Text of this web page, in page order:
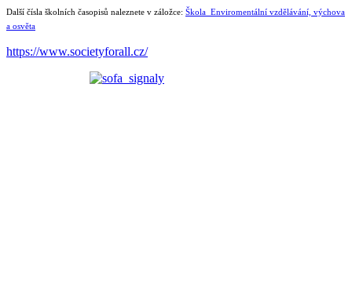
Další čísla školních časopisů naleznete v záložce: Škola_Enviromentální vzdělávání, výchova
a osvěta
https://www.societyforall.cz/